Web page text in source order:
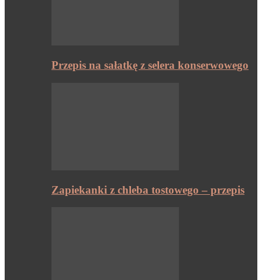
Przepis na sałatkę z selera konserwowego
Zapiekanki z chleba tostowego – przepis